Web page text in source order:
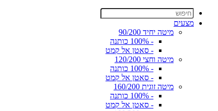
מצעים
מיטה יחיד 90/200
- 100% כותנה
- סאטן אל קמט
מיטה וחצי 120/200
- 100% כותנה
- סאטן אל קמט
מיטה זוגית 160/200
- 100% כותנה
- סאטן אל קמט